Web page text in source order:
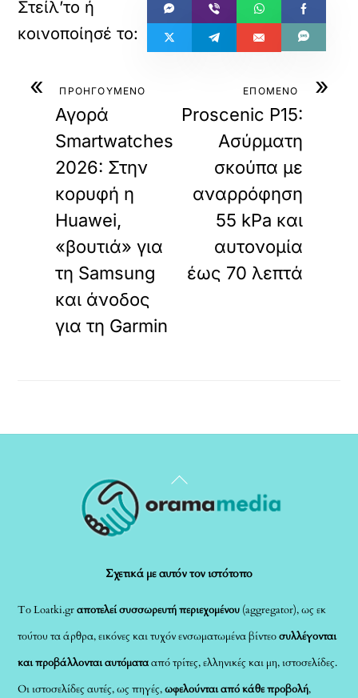
« ΠΡΟΗΓΟΥΜΕΝΟ
Αγορά
Smartwatches
2026: Στην
κορυφή η
Huawei,
«βουτιά» για
τη Samsung
και άνοδος
για τη Garmin
»
ΕΠΟΜΕΝΟ
Proscenic P15:
Ασύρματη
σκούπα με
αναρρόφηση
55 kPa και
αυτονομία
έως 70 λεπτά
Back
To
Σχετικά με αυτόν τον ιστότοπο
Το Loatki.grαποτελεί συσσωρευτή περιεχομένου (aggregator), ως εκ
τούτου τα άρθρα, εικόνες και τυχόν ενσωματωμένα βίντεοσυλλέγονται
και προβάλλονται αυτόματααπό τρίτες, ελληνικές και μη, ιστοσελίδες.
Οι ιστοσελίδες αυτές, ως πηγές,ωφελούνται από κάθε προβολή,